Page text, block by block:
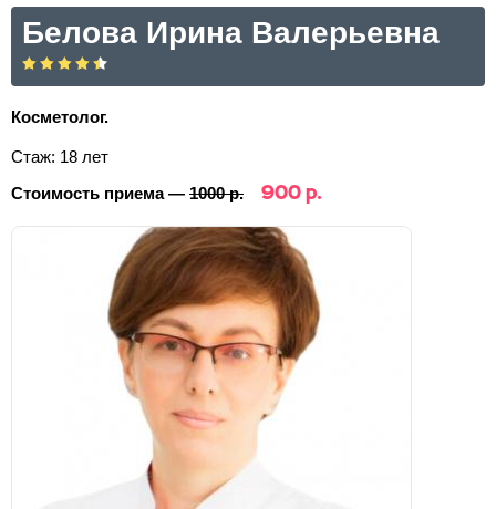
Белова Ирина Валерьевна
Косметолог.
Стаж: 18 лет
Стоимость приема — 1000 р. 900 р.